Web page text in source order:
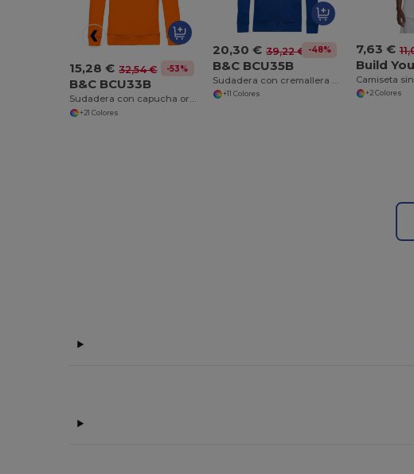
15,28 € 32,54 € -53%
B&C BCU33B
Sudadera con capucha orgánica
+21 Colores
20,30 € 39,22 € -48%
B&C BCU35B
Sudadera con cremallera orgánica
+11 Colores
7,63 €
+2 Colores